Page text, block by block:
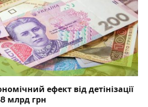
ефект від детінізації
млрд грн